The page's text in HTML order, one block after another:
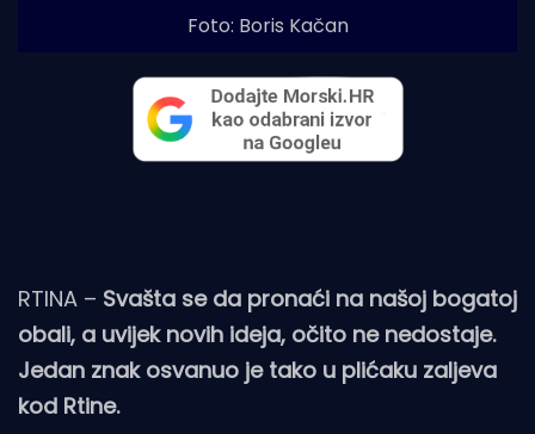
Foto: Boris Kačan
RTINA – Svašta se da pronaći na našoj bogatoj
obali, a uvijek novih ideja, očito ne nedostaje.
Jedan znak osvanuo je tako u plićaku zaljeva
kod Rtine.